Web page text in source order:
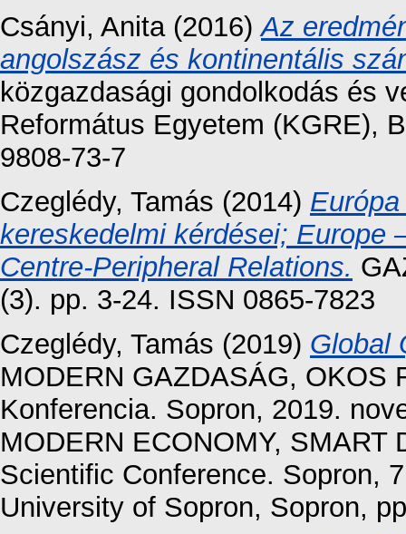
Csányi, Anita(2016)Az
angolszász és kontinentális
közgazdasági gondolkodás és
Református Egyetem (KGRE),
9808-73-7
Czeglédy, Tamás (2014)
kereskedelmi kérdései; Europe
Centre-Peripheral Relations.
(3). pp. 3-24. ISSN 0865-7823
Czeglédy, Tamás (2019) Global
MODERN GAZDASÁG, OKOS
Konferencia. Sopron, 2019.
MODERN ECONOMY, SMART
Scientific Conference. Sopron,
University of Sopron, Sopron,